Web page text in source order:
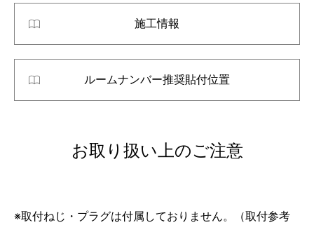
施工情報
ルームナンバー推奨貼付位置
お取り扱い上のご注意
※取付ねじ・プラグは付属しておりません。（取付参考